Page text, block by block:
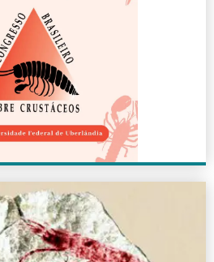
XII CBC
+ INFO
IX CBC